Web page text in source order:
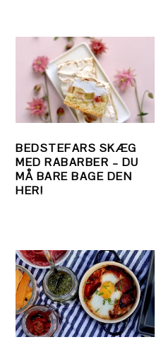
BEDSTEFARS SKÆG
MED RABARBER – DU
MÅ BARE BAGE DEN
HER!